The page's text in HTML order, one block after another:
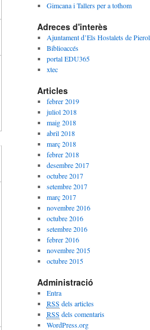
Gimcana i Tallers per a tothom
Adreces d'interès
Ajuntament d’Els Hostalets de
Biblioaccés
portal EDU365
xtec
Articles
febrer 2019
juliol 2018
maig 2018
abril 2018
març 2018
febrer 2018
desembre 2017
octubre 2017
setembre 2017
març 2017
novembre 2016
octubre 2016
setembre 2016
febrer 2016
novembre 2015
octubre 2015
Administració
Entra
RSS dels articles
RSS dels comentaris
WordPress.org